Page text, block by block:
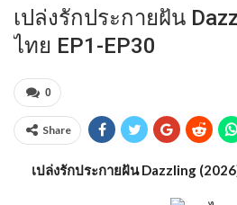
เปล่งรักประกายฝัน
ไทย EP1-EP30
0
Share
เปล่งรักประกายฝัน Dazzling